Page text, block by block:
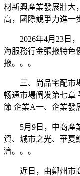
材新興產業發展壯大
高，國際競爭力進一
2026年4月23日，
海服務行金張掖特色
掖。。。
三、尚品宅配市場
畅通市場阐发第七章
節 企業A一、企業發
5月9日，中商產業
資、城市之光、華夏
濟。。。
近日，由鄭州市商